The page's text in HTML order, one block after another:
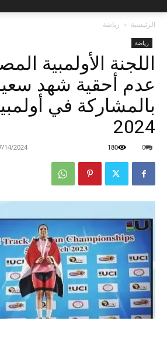
الرئيسية رياضة
رياضة
اللجنة الأولمبية
عدم أحقية شهد
بالمشاركة في
2024
14/2024 0
180